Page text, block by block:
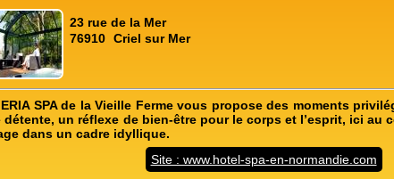
23 rue de la Mer
76910 Criel sur Mer
SPA de la Vieille Ferme vous propose des moments
détente, un réflexe de bien-être pour le corps et l’esprit, ici au
dans un cadre idyllique.
Site : www.hotel-spa-en-normandie.com